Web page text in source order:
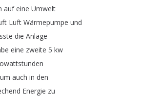
auf eine Umwelt
Luft Wärmepumpe und
die Anlage
eine zweite 5 kw
um auch in den
Energie zu